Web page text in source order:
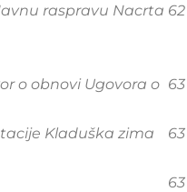
raspravu Nacrta 62
o obnovi Ugovora o 63
Kladuška zima
63
63